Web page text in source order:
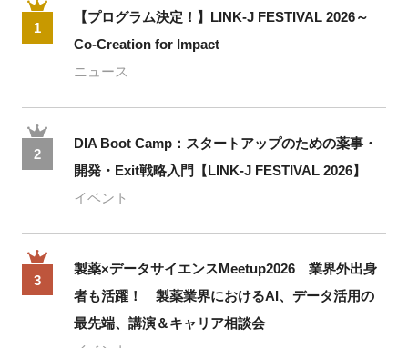
1
【プログラム決定！】LINK-J FESTIVAL 2026～
Co-Creation for Impact
ニュース
2
DIA Boot Camp：スタートアップのための薬事・
開発・Exit戦略入門【LINK-J FESTIVAL 2026】
イベント
3
製薬×データサイエンスMeetup2026 業界外出身
者も活躍！ 製薬業界におけるAI、データ活用の
最先端、講演＆キャリア相談会